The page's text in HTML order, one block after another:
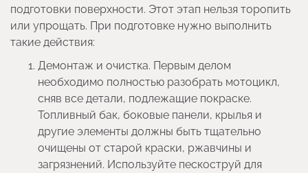
подготовки поверхности. Этот этап нельзя торопить
или упрощать. При подготовке нужно выполнить
такие действия:
Демонтаж и очистка. Первым делом
необходимо полностью разобрать мотоцикл,
сняв все детали, подлежащие покраске.
Топливный бак, боковые панели, крылья и
другие элементы должны быть тщательно
очищены от старой краски, ржавчины и
загрязнений. Используйте пескоструй для